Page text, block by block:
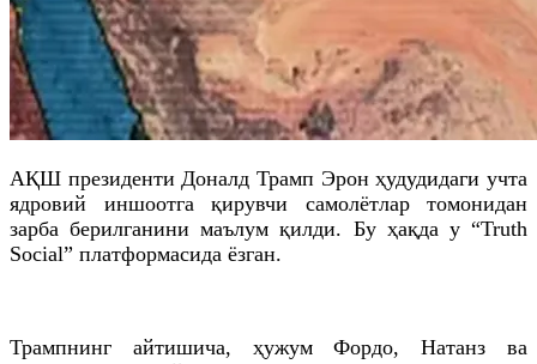
АҚШ президенти Доналд Трамп Эрон ҳудудидаги учта
ядровий иншоотга қирувчи самолётлар томонидан
зарба берилганини маълум қилди. Бу ҳақда у “Truth
Social” платформасида ёзган.
Трампнинг айтишича, ҳужум Фордо, Натанз ва